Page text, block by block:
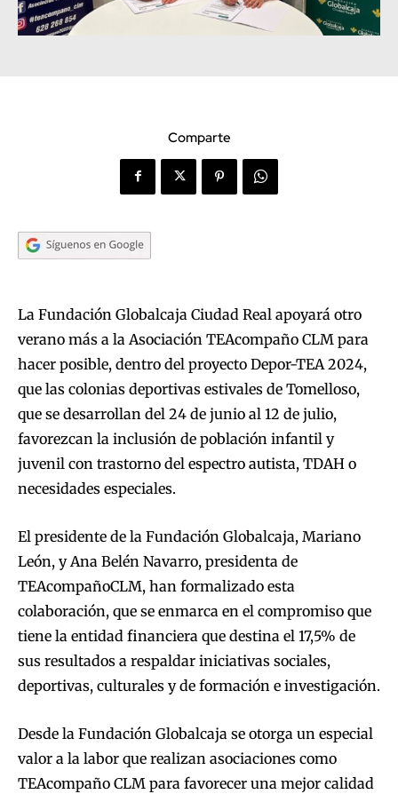
Comparte
La Fundación Globalcaja Ciudad Real apoyará otro
verano más a la Asociación TEAcompaño CLM para
hacer posible, dentro del proyecto Depor-TEA 2024,
que las colonias deportivas estivales de Tomelloso,
que se desarrollan del 24 de junio al 12 de julio,
favorezcan la inclusión de población infantil y
juvenil con trastorno del espectro autista, TDAH o
necesidades especiales.
El presidente de la Fundación Globalcaja, Mariano
León, y Ana Belén Navarro, presidenta de
TEAcompañoCLM, han formalizado esta
colaboración, que se enmarca en el compromiso que
tiene la entidad financiera que destina el 17,5% de
sus resultados a respaldar iniciativas sociales,
deportivas, culturales y de formación e investigación.
Desde la Fundación Globalcaja se otorga un especial
valor a la labor que realizan asociaciones como
TEAcompaño CLM para favorecer una mejor calidad